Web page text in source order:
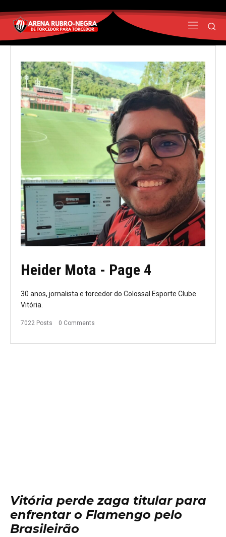
Heider Mota - Page 4
30 anos, jornalista e torcedor do Colossal Esporte Clube
Vitória.
7022 Posts 0 Comments
Vitória perde zaga titular para
enfrentar o Flamengo pelo
Brasileirão